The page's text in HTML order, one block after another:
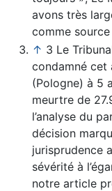
avons très
comme
↑ 3 Le
condamné cet
(Pologne) à 5
meurtre de
l’analyse du parquet, est
décision
jurisprudence
sévérité à
notre article